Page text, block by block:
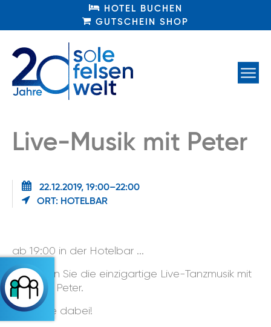
HOTEL BUCHEN
GUTSCHEIN SHOP
Live-Musik mit Peter
22.12.2019, 19:00–22:00
ORT: HOTELBAR
ab 19:00 in der Hotelbar ...
Genießen Sie die einzigartige Live-Tanzmusik mit
und von Peter.
Seien Sie dabei!
HOTEL BUCHEN
GUTSCHEIN SHOP